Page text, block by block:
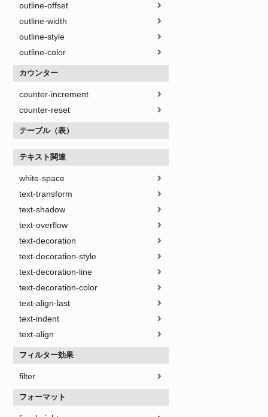
outline-offset
outline-width
outline-style
outline-color
カウンター
counter-increment
counter-reset
テーブル（表）
テキスト関連
white-space
text-transform
text-shadow
text-overflow
text-decoration
text-decoration-style
text-decoration-line
text-decoration-color
text-align-last
text-indent
text-align
フィルター効果
filter
フォーマット